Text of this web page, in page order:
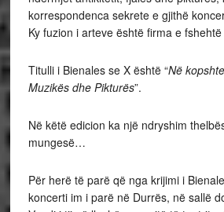
korrespondenca sekrete e gjithë
Ky fuzion i arteve është firma e
Titulli i Bienales se X është “Në
Muzikës dhe Pikturës”.
Në këtë edicion ka një ndryshim
mungesë…
Për herë të parë që nga krijimi i
koncerti im i parë në Durrës, në sallë